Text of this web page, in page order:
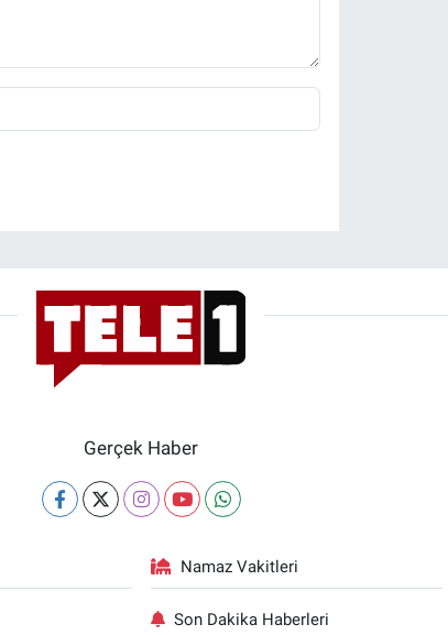
Gerçek Haber
Namaz Vakitleri
Son Dakika Haberleri